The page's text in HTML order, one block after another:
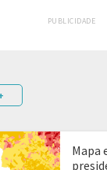
PUBLICIDADE
Mapa